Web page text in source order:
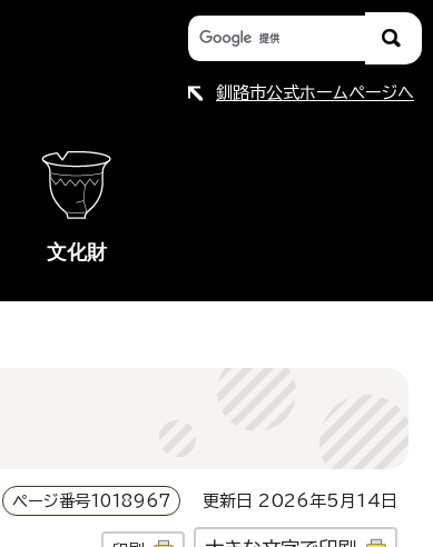
釧路市公式ホームページへ
文化財
ページ番号1018967 更新日 2026年5月14日